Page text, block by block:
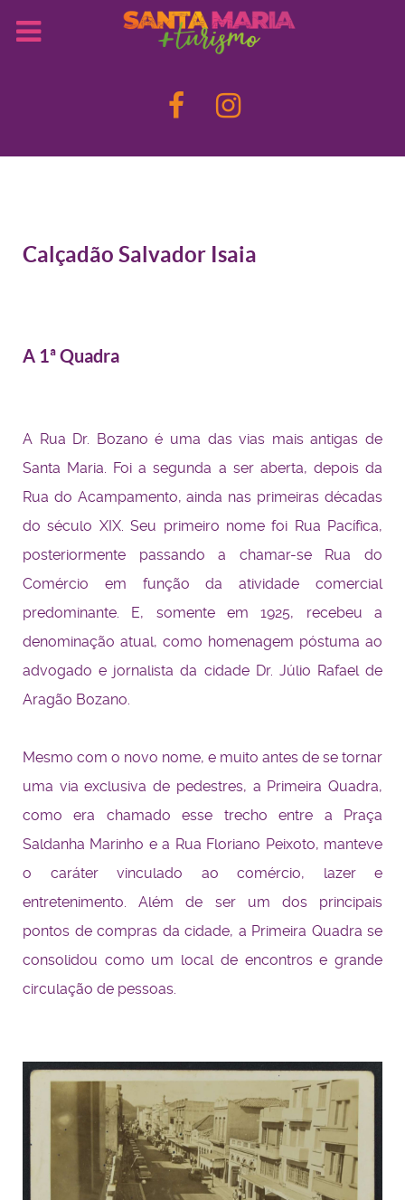
Calçadão Salvador Isaia
A 1ª Quadra
A Rua Dr. Bozano é uma das vias mais antigas de
Santa Maria. Foi a segunda a ser aberta, depois da
Rua do Acampamento, ainda nas primeiras décadas
do século XIX. Seu primeiro nome foi Rua Pacífica,
posteriormente passando a chamar-se Rua do
Comércio em função da atividade comercial
predominante. E, somente em 1925, recebeu a
denominação atual, como homenagem póstuma ao
advogado e jornalista da cidade Dr. Júlio Rafael de
Aragão Bozano.
Mesmo com o novo nome, e muito antes de se tornar
uma via exclusiva de pedestres, a Primeira Quadra,
como era chamado esse trecho entre a Praça
Saldanha Marinho e a Rua Floriano Peixoto, manteve
o caráter vinculado ao comércio, lazer e
entretenimento. Além de ser um dos principais
pontos de compras da cidade, a Primeira Quadra se
consolidou como um local de encontros e grande
circulação de pessoas.